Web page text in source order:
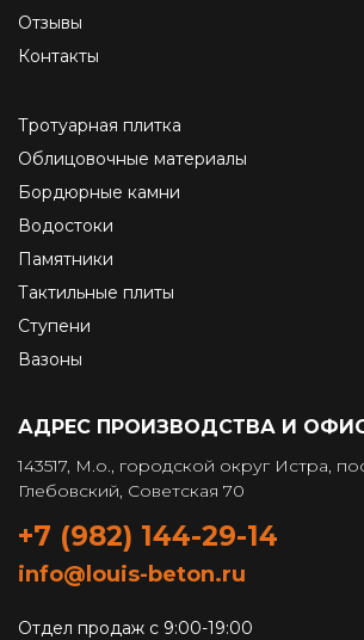
Отзывы
Контакты
Тротуарная плитка
Облицовочные материалы
Бордюрные камни
Водостоки
Памятники
Тактильные плиты
Ступени
Вазоны
АДРЕС ПРОИЗВОДСТВА И
143517, М.о., городской округ Истра,
Глебовский, Советская 70
+7 (982) 144-29-14
info@louis-beton.ru
Отдел продаж с 9:00-19:00